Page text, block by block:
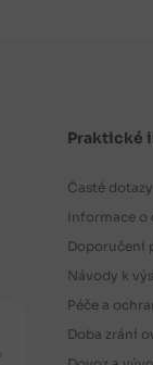
Praktické
Časté dotazy
Informace o
Doporučení
Návody k
Péče a
Doba zrání